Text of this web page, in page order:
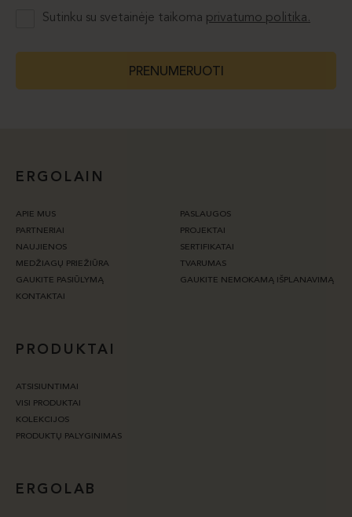
Sutinku su svetainėje taikoma privatumo politika.
PRENUMERUOTI
ERGOLAIN
APIE MUS
PASLAUGOS
PARTNERIAI
PROJEKTAI
NAUJIENOS
SERTIFIKATAI
MEDŽIAGŲ PRIEŽIŪRA
TVARUMAS
GAUKITE PASIŪLYMĄ
GAUKITE NEMOKAMĄ IŠPLANAVIMĄ
KONTAKTAI
PRODUKTAI
ATSISIUNTIMAI
VISI PRODUKTAI
KOLEKCIJOS
PRODUKTŲ PALYGINIMAS
ERGOLAB